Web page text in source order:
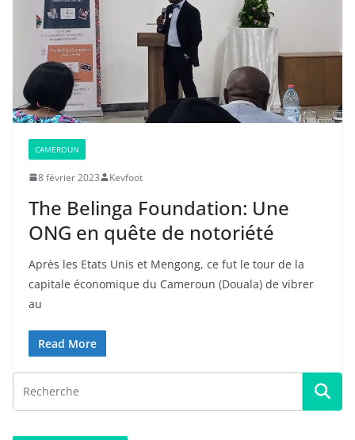
CAMEROUN
8 février 2023 Kevfoot
The Belinga Foundation: Une
ONG en quête de notoriété
Après les Etats Unis et Mengong, ce fut le tour de la
capitale économique du Cameroun (Douala) de vibrer
au
Read More